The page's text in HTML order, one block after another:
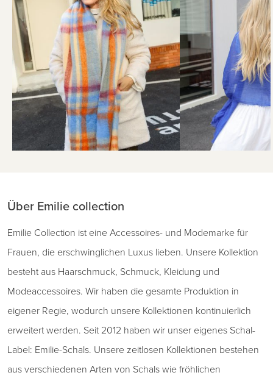
Über Emilie collection
Emilie Collection ist eine Accessoires- und Modemarke für
Frauen, die erschwinglichen Luxus lieben. Unsere Kollektion
besteht aus Haarschmuck, Schmuck, Kleidung und
Modeaccessoires. Wir haben die gesamte Produktion in
eigener Regie, wodurch unsere Kollektionen kontinuierlich
erweitert werden. Seit 2012 haben wir unser eigenes Schal-
Label: Emilie-Schals. Unsere zeitlosen Kollektionen bestehen
aus verschiedenen Arten von Schals wie fröhlichen